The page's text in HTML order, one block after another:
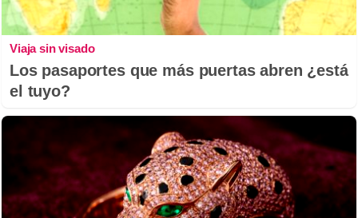
Viaja sin visado
Los pasaportes que más puertas abren ¿está
el tuyo?